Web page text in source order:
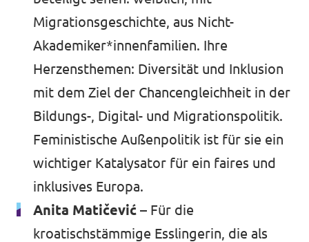
Migrationsgeschichte, aus Nicht-
Akademiker*innenfamilien. Ihre
Herzensthemen: Diversität und Inklusion
mit dem Ziel der Chancengleichheit in der
Bildungs-, Digital- und Migrationspolitik.
Feministische Außenpolitik ist für sie ein
wichtiger Katalysator für ein faires und
inklusives Europa.
Anita Matičević – Für die
kroatischstämmige Esslingerin, die als